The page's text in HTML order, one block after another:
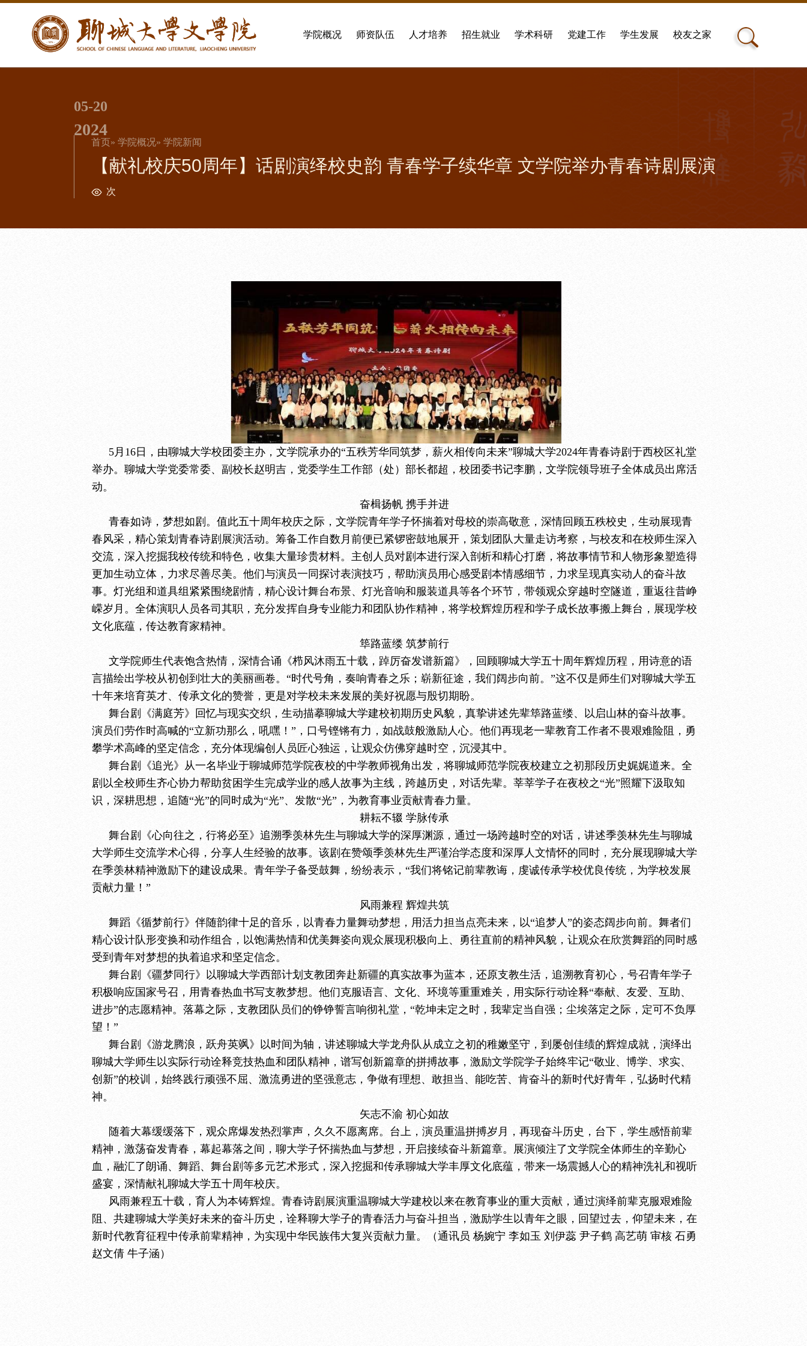
学院概况 师资队伍 人才培养 招生就业 学术科研 党建工作 学生发展 校友之家
05-20
2024
首页» 学院概况» 学院新闻
【献礼校庆50周年】话剧演绎校史韵 青春学子续华章 文学院举办青春诗剧展演
次
5月16日，由聊城大学校团委主办，文学院承办的“五秩芳华同筑梦，薪火相传向未来”聊城大学2024年青春诗剧于西校区礼堂
举办。聊城大学党委常委、副校长赵明吉，党委学生工作部（处）部长都超，校团委书记李鹏，文学院领导班子全体成员出席活
动。
奋楫扬帆 携手并进
青春如诗，梦想如剧。值此五十周年校庆之际，文学院青年学子怀揣着对母校的崇高敬意，深情回顾五秩校史，生动展现青
春风采，精心策划青春诗剧展演活动。筹备工作自数月前便已紧锣密鼓地展开，策划团队大量走访考察，与校友和在校师生深入
交流，深入挖掘我校传统和特色，收集大量珍贵材料。主创人员对剧本进行深入剖析和精心打磨，将故事情节和人物形象塑造得
更加生动立体，力求尽善尽美。他们与演员一同探讨表演技巧，帮助演员用心感受剧本情感细节，力求呈现真实动人的奋斗故
事。灯光组和道具组紧紧围绕剧情，精心设计舞台布景、灯光音响和服装道具等各个环节，带领观众穿越时空隧道，重返往昔峥
嵘岁月。全体演职人员各司其职，充分发挥自身专业能力和团队协作精神，将学校辉煌历程和学子成长故事搬上舞台，展现学校
文化底蕴，传达教育家精神。
筚路蓝缕 筑梦前行
文学院师生代表饱含热情，深情合诵《栉风沐雨五十载，踔厉奋发谱新篇》，回顾聊城大学五十周年辉煌历程，用诗意的语
言描绘出学校从初创到壮大的美丽画卷。“时代号角，奏响青春之乐；崭新征途，我们阔步向前。”这不仅是师生们对聊城大学五
十年来培育英才、传承文化的赞誉，更是对学校未来发展的美好祝愿与殷切期盼。
舞台剧《满庭芳》回忆与现实交织，生动描摹聊城大学建校初期历史风貌，真挚讲述先辈筚路蓝缕、以启山林的奋斗故事。
演员们劳作时高喊的“立新功那么，吼嘿！”，口号铿锵有力，如战鼓般激励人心。他们再现老一辈教育工作者不畏艰难险阻，勇
攀学术高峰的坚定信念，充分体现编创人员匠心独运，让观众仿佛穿越时空，沉浸其中。
舞台剧《追光》从一名毕业于聊城师范学院夜校的中学教师视角出发，将聊城师范学院夜校建立之初那段历史娓娓道来。全
剧以全校师生齐心协力帮助贫困学生完成学业的感人故事为主线，跨越历史，对话先辈。莘莘学子在夜校之“光”照耀下汲取知
识，深耕思想，追随“光”的同时成为“光”、发散“光”，为教育事业贡献青春力量。
耕耘不辍 学脉传承
舞台剧《心向往之，行将必至》追溯季羡林先生与聊城大学的深厚渊源，通过一场跨越时空的对话，讲述季羡林先生与聊城
大学师生交流学术心得，分享人生经验的故事。该剧在赞颂季羡林先生严谨治学态度和深厚人文情怀的同时，充分展现聊城大学
在季羡林精神激励下的建设成果。青年学子备受鼓舞，纷纷表示，“我们将铭记前辈教诲，虔诚传承学校优良传统，为学校发展
贡献力量！”
风雨兼程 辉煌共筑
舞蹈《循梦前行》伴随韵律十足的音乐，以青春力量舞动梦想，用活力担当点亮未来，以“追梦人”的姿态阔步向前。舞者们
精心设计队形变换和动作组合，以饱满热情和优美舞姿向观众展现积极向上、勇往直前的精神风貌，让观众在欣赏舞蹈的同时感
受到青年对梦想的执着追求和坚定信念。
舞台剧《疆梦同行》以聊城大学西部计划支教团奔赴新疆的真实故事为蓝本，还原支教生活，追溯教育初心，号召青年学子
积极响应国家号召，用青春热血书写支教梦想。他们克服语言、文化、环境等重重难关，用实际行动诠释“奉献、友爱、互助、
进步”的志愿精神。落幕之际，支教团队员们的铮铮誓言响彻礼堂，“乾坤未定之时，我辈定当自强；尘埃落定之际，定可不负厚
望！”
舞台剧《游龙腾浪，跃舟英飒》以时间为轴，讲述聊城大学龙舟队从成立之初的稚嫩坚守，到屡创佳绩的辉煌成就，演绎出
聊城大学师生以实际行动诠释竞技热血和团队精神，谱写创新篇章的拼搏故事，激励文学院学子始终牢记“敬业、博学、求实、
创新”的校训，始终践行顽强不屈、激流勇进的坚强意志，争做有理想、敢担当、能吃苦、肯奋斗的新时代好青年，弘扬时代精
神。
矢志不渝 初心如故
随着大幕缓缓落下，观众席爆发热烈掌声，久久不愿离席。台上，演员重温拼搏岁月，再现奋斗历史，台下，学生感悟前辈
精神，激荡奋发青春，幕起幕落之间，聊大学子怀揣热血与梦想，开启接续奋斗新篇章。展演倾注了文学院全体师生的辛勤心
血，融汇了朗诵、舞蹈、舞台剧等多元艺术形式，深入挖掘和传承聊城大学丰厚文化底蕴，带来一场震撼人心的精神洗礼和视听
盛宴，深情献礼聊城大学五十周年校庆。
风雨兼程五十载，育人为本铸辉煌。青春诗剧展演重温聊城大学建校以来在教育事业的重大贡献，通过演绎前辈克服艰难险
阻、共建聊城大学美好未来的奋斗历史，诠释聊大学子的青春活力与奋斗担当，激励学生以青年之眼，回望过去，仰望未来，在
新时代教育征程中传承前辈精神，为实现中华民族伟大复兴贡献力量。（通讯员 杨婉宁 李如玉 刘伊蕊 尹子鹤 高艺萌 审核 石勇
赵文倩 牛子涵）